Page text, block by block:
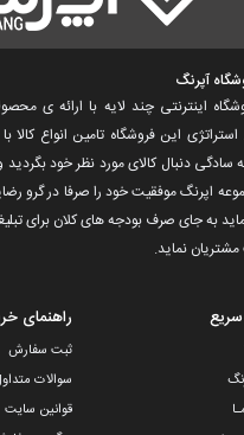
آپرنگ
اینترنتی چند لایه با ارائه ی
این فروشگاه تامین انواع کالا
دنبال کالای مورد نظر خود
اپرنگ موفقیت خود را صرفا در گرو
به جای صرف بودجه های کلان برای
نماید‌.
راهنمای
ثبت سفارش
سوالات
قوانین سایت